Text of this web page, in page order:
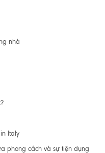
nhà
Italy
phong cách và sự tiện dụng